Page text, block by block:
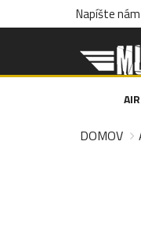
Napíšte nám
DOMOV